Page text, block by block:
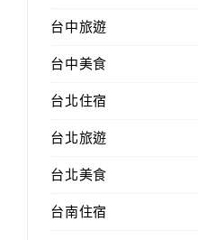
台中旅遊
台中美食
台北住宿
台北旅遊
台北美食
台南住宿